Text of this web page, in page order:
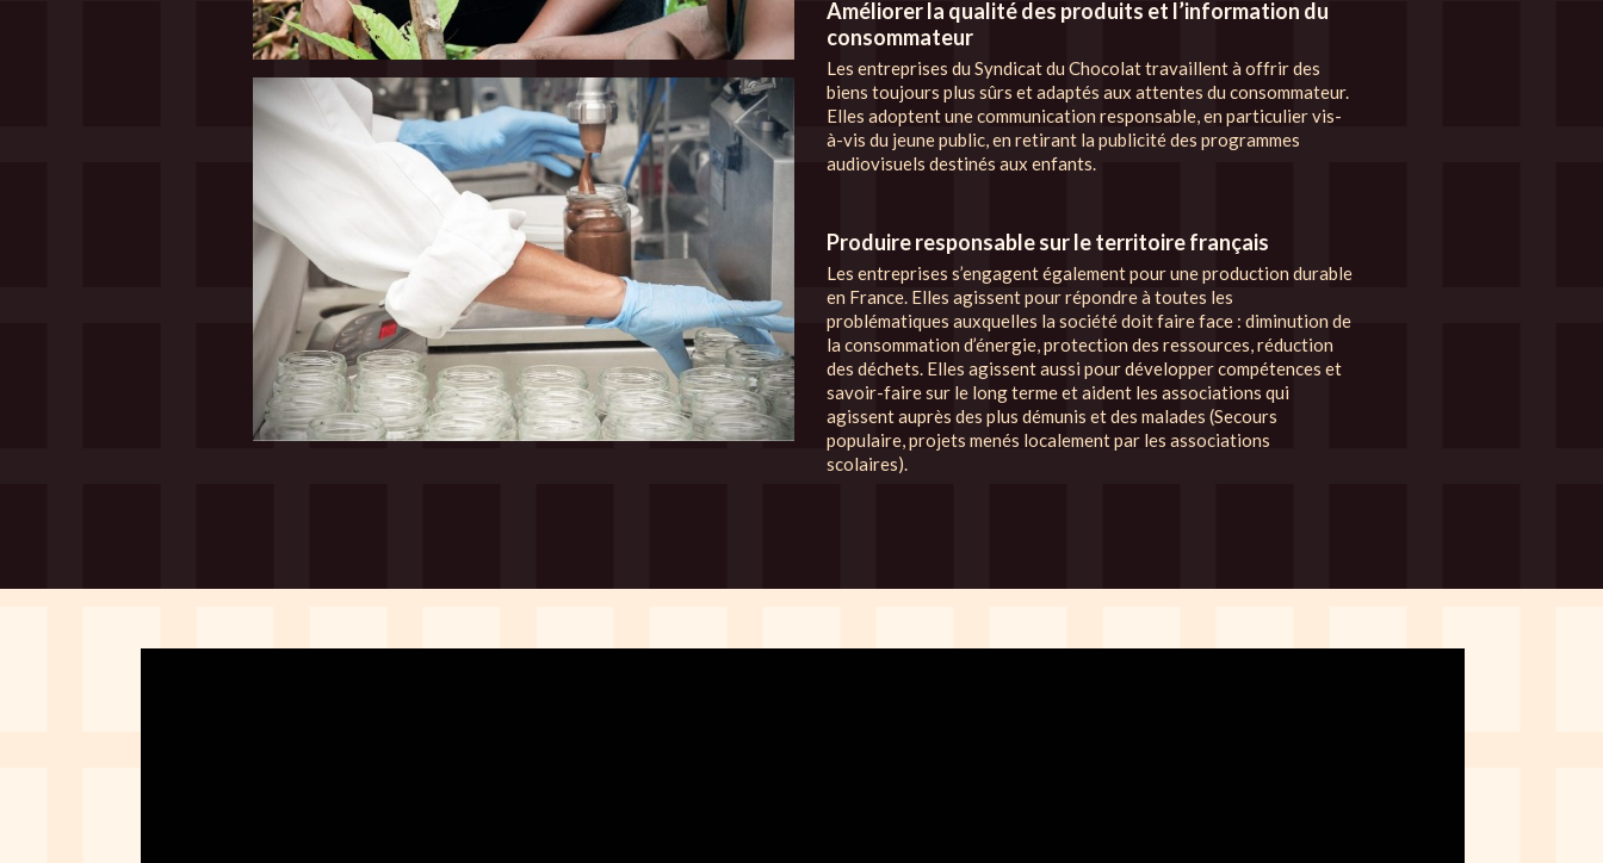
Améliorer la qualité des produits et l’information du
consommateur
Les entreprises du Syndicat du Chocolat travaillent à offrir des
biens toujours plus sûrs et adaptés aux attentes du consommateur.
Elles adoptent une communication responsable, en particulier vis-
à-vis du jeune public, en retirant la publicité des programmes
audiovisuels destinés aux enfants.
Produire responsable sur le territoire français
Les entreprises s’engagent également pour une production durable
en France. Elles agissent pour répondre à toutes les
problématiques auxquelles la société doit faire face : diminution de
la consommation d’énergie, protection des ressources, réduction
des déchets. Elles agissent aussi pour développer compétences et
savoir-faire sur le long terme et aident les associations qui
agissent auprès des plus démunis et des malades (Secours
populaire, projets menés localement par les associations
scolaires).